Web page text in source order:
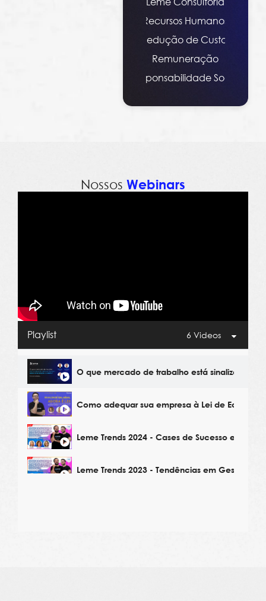
Recursos Humanos
Redução de Custos
Remuneração
Responsabilidade Social
Nossos Webinars
Playlist 6 Videos
O que mercado de trabalho está sinalizando
Como adequar sua empresa à Lei de
Leme Trends 2024 - Cases de Sucesso em
Leme Trends 2023 - Tendências em Gestão de